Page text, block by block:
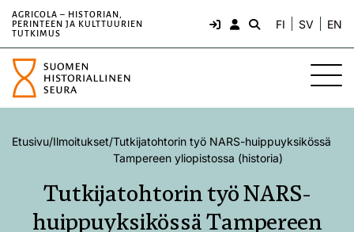
AGRICOLA – HISTORIAN,
PERINTEEN JA KULTTUURIEN
TUTKIMUS
FI SV EN
Etusivu/Ilmoitukset/Tutkijatohtorin työ NARS-huippuyksikössä
Tampereen yliopistossa (historia)
Tutkijatohtorin työ NARS-
huippuyksikössä Tampereen